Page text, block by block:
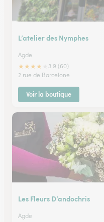
L’atelier des Nymphes
Agde
★★★★
3.9 (60)
2 rue de Barcelone
Voir la boutique
Les Fleurs D’andochris
Agde